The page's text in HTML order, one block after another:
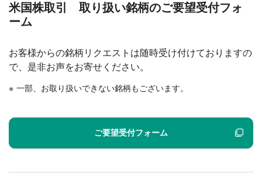
米国株取引 取り扱い銘柄のご要望受付フォ
ーム
お客様からの銘柄リクエストは随時受け付けておりますの
で、是非お声をお寄せください。
一部、お取り扱いできない銘柄もございます。
ご要望受付フォーム